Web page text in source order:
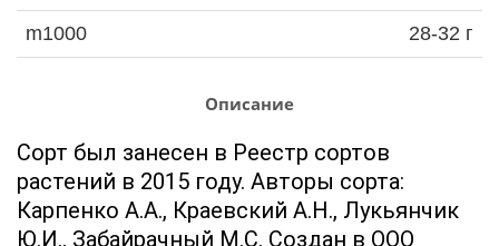
m1000 28-32 г
Описание
Сорт был занесен в Реестр сортов
растений в 2015 году. Авторы сорта:
Карпенко А.А., Краевский А.Н., Лукьянчик
Ю.И., Забайрачный М.С. Создан в ООО